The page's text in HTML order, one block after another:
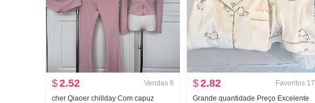
$2.52 Vendas 6
cher Qiaoer chillday Com capuz
$2.82 Favoritos 17
Grande quantidade Preço Excelente